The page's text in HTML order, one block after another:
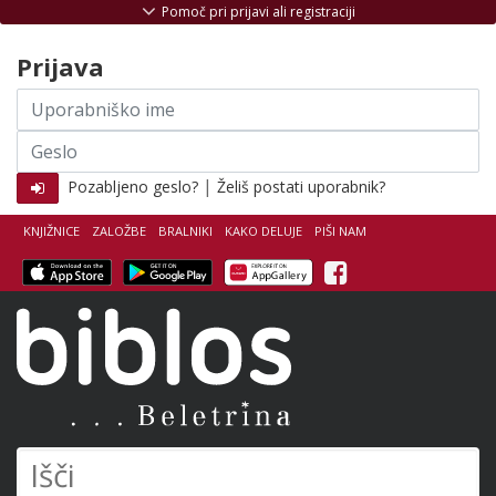
KNJIŽNICE ZALOŽBE BRALNIKI KAKO DELUJE PIŠI NAM
Facebook
Pomoč pri prijavi ali registraciji
Prijava
Uporabniško
ime
Geslo
Pozabljeno geslo? | Želiš postati uporabnik?